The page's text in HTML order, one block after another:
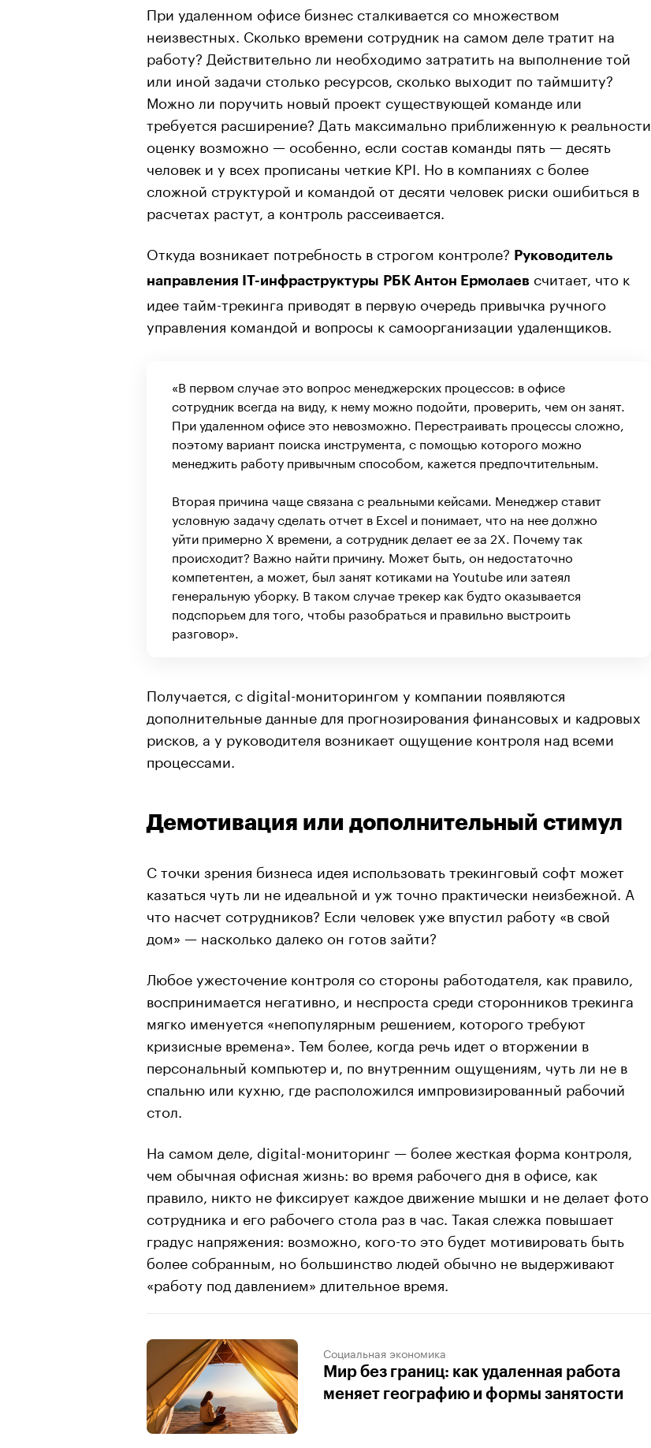
При удаленном офисе бизнес сталкивается со множеством
неизвестных. Сколько времени сотрудник на самом деле тратит на
работу? Действительно ли необходимо затратить на выполнение той
или иной задачи столько ресурсов, сколько выходит по таймшиту?
Можно ли поручить новый проект существующей команде или
требуется расширение? Дать максимально приближенную к реальности
оценку возможно — особенно, если состав команды пять — десять
человек и у всех прописаны четкие KPI. Но в компаниях с более
сложной структурой и командой от десяти человек риски ошибиться в
расчетах растут, а контроль рассеивается.
Откуда возникает потребность в строгом контроле? Руководитель
направления IT-инфраструктуры РБК Антон Ермолаев считает, что к
идее тайм-трекинга приводят в первую очередь привычка ручного
управления командой и вопросы к самоорганизации удаленщиков.
«В первом случае это вопрос менеджерских процессов: в офисе
сотрудник всегда на виду, к нему можно подойти, проверить, чем он занят.
При удаленном офисе это невозможно. Перестраивать процессы сложно,
поэтому вариант поиска инструмента, с помощью которого можно
менеджить работу привычным способом, кажется предпочтительным.
Вторая причина чаще связана с реальными кейсами. Менеджер ставит
условную задачу сделать отчет в Excel и понимает, что на нее должно
уйти примерно Х времени, а сотрудник делает ее за 2Х. Почему так
происходит? Важно найти причину. Может быть, он недостаточно
компетентен, а может, был занят котиками на Youtube или затеял
генеральную уборку. В таком случае трекер как будто оказывается
подспорьем для того, чтобы разобраться и правильно выстроить
разговор».
Получается, с digital-мониторингом у компании появляются
дополнительные данные для прогнозирования финансовых и кадровых
рисков, а у руководителя возникает ощущение контроля над всеми
процессами.
Демотивация или дополнительный стимул
С точки зрения бизнеса идея использовать трекинговый софт может
казаться чуть ли не идеальной и уж точно практически неизбежной. А
что насчет сотрудников? Если человек уже впустил работу «в свой
дом» — насколько далеко он готов зайти?
Любое ужесточение контроля со стороны работодателя, как правило,
воспринимается негативно, и неспроста среди сторонников трекинга
мягко именуется «непопулярным решением, которого требуют
кризисные времена». Тем более, когда речь идет о вторжении в
персональный компьютер и, по внутренним ощущениям, чуть ли не в
спальню или кухню, где расположился импровизированный рабочий
стол.
На самом деле, digital-мониторинг — более жесткая форма контроля,
чем обычная офисная жизнь: во время рабочего дня в офисе, как
правило, никто не фиксирует каждое движение мышки и не делает фото
сотрудника и его рабочего стола раз в час. Такая слежка повышает
градус напряжения: возможно, кого-то это будет мотивировать быть
более собранным, но большинство людей обычно не выдерживают
«работу под давлением» длительное время.
Социальная экономика
Мир без границ: как удаленная работа
меняет географию и формы занятости